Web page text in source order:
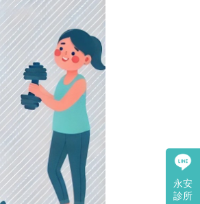
永安
診所